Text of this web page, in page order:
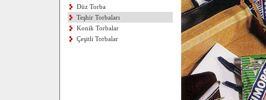
Düz Torba
Teşhir Torbaları
Konik Torbalar
Çeşitli Torbalar